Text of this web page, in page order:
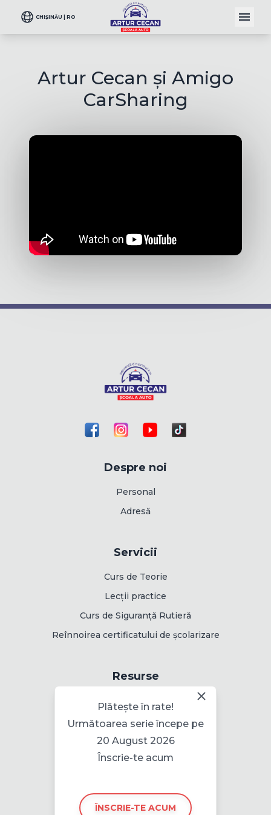
CHIȘINĂU | RO
Artur Cecan și Amigo
CarSharing
Despre noi
Personal
Adresă
Servicii
Curs de Teorie
Lecții practice
Curs de Siguranță Rutieră
Reînnoirea certificatului de școlarizare
Resurse
Rute de examinare
Informații
Plătește în rate!
Următoarea serie începe pe
20 August 2026
Înscrie-te acum
ÎNSCRIE-TE ACUM